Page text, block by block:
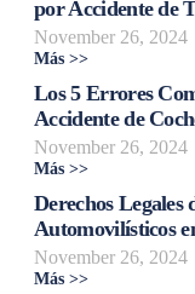
por Accidente de
November 26, 2024
Más >>
Los 5 Errores
Accidente de
November 26, 2024
Más >>
Derechos Legales
Automovilísticos
November 26, 2024
Más >>